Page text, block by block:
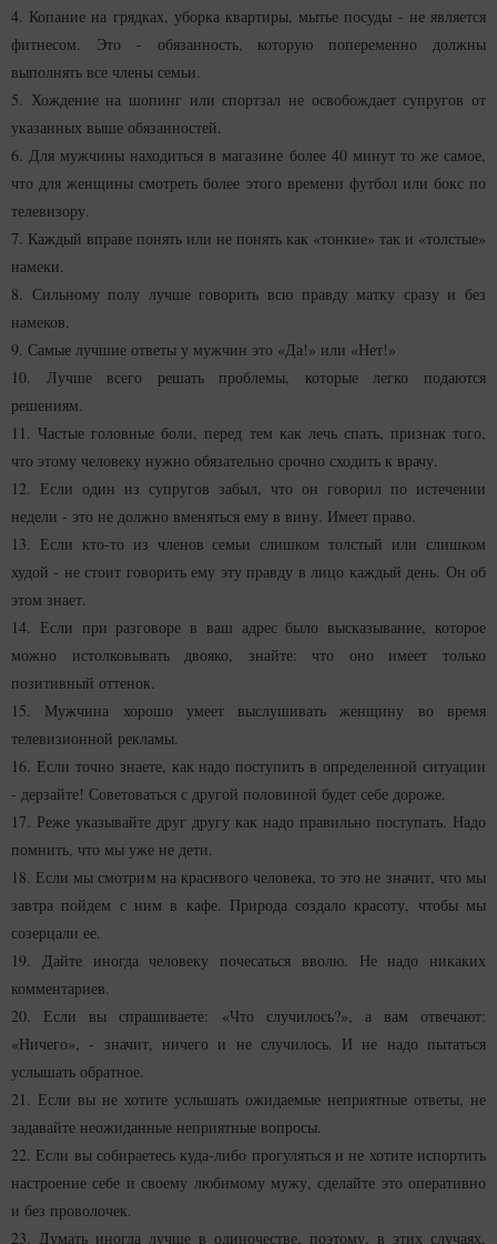
4. Копание на грядках, уборка квартиры, мытье посуды - не является
фитнесом. Это - обязанность, которую попеременно должны
выполнять все члены семьи.
5. Хождение на шопинг или спортзал не освобождает супругов от
указанных выше обязанностей.
6. Для мужчины находиться в магазине более 40 минут то же самое,
что для женщины смотреть более этого времени футбол или бокс по
телевизору.
7. Каждый вправе понять или не понять как «тонкие» так и «толстые»
намеки.
8. Сильному полу лучше говорить всю правду матку сразу и без
намеков.
9. Самые лучшие ответы у мужчин это «Да!» или «Нет!»
10. Лучше всего решать проблемы, которые легко подаются
решениям.
11. Частые головные боли, перед тем как лечь спать, признак того,
что этому человеку нужно обязательно срочно сходить к врачу.
12. Если один из супругов забыл, что он говорил по истечении
недели - это не должно вменяться ему в вину. Имеет право.
13. Если кто-то из членов семьи слишком толстый или слишком
худой - не стоит говорить ему эту правду в лицо каждый день. Он об
этом знает.
14. Если при разговоре в ваш адрес было высказывание, которое
можно истолковывать двояко, знайте: что оно имеет только
позитивный оттенок.
15. Мужчина хорошо умеет выслушивать женщину во время
телевизионной рекламы.
16. Если точно знаете, как надо поступить в определенной ситуации
- дерзайте! Советоваться с другой половиной будет себе дороже.
17. Реже указывайте друг другу как надо правильно поступать. Надо
помнить, что мы уже не дети.
18. Если мы смотрим на красивого человека, то это не значит, что мы
завтра пойдем с ним в кафе. Природа создало красоту, чтобы мы
созерцали ее.
19. Дайте иногда человеку почесаться вволю. Не надо никаких
комментариев.
20. Если вы спрашиваете: «Что случилось?», а вам отвечают:
«Ничего», - значит, ничего и не случилось. И не надо пытаться
услышать обратное.
21. Если вы не хотите услышать ожидаемые неприятные ответы, не
задавайте неожиданные неприятные вопросы.
22. Если вы собираетесь куда-либо прогуляться и не хотите испортить
настроение себе и своему любимому мужу, сделайте это оперативно
и без проволочек.
23. Думать иногда лучше в одиночестве, поэтому, в этих случаях,